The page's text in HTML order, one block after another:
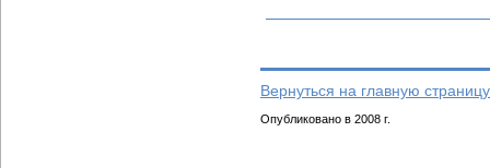
Вернуться на главную
Опубликовано в 2008 г.